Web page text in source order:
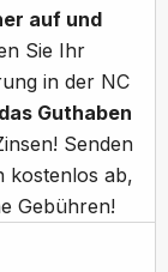
auf und
Sie Ihr
in der NC
Guthaben
Senden
kostenlos ab,
Gebühren!